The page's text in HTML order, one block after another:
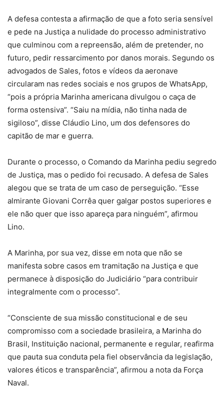
A defesa contesta a afirmação de que a foto seria sensível
e pede na Justiça a nulidade do processo administrativo
que culminou com a repreensão, além de pretender, no
futuro, pedir ressarcimento por danos morais. Segundo os
advogados de Sales, fotos e vídeos da aeronave
circularam nas redes sociais e nos grupos de WhatsApp,
“pois a própria Marinha americana divulgou o caça de
forma ostensiva”. “Saiu na mídia, não tinha nada de
sigiloso”, disse Cláudio Lino, um dos defensores do
capitão de mar e guerra.
Durante o processo, o Comando da Marinha pediu segredo
de Justiça, mas o pedido foi recusado. A defesa de Sales
alegou que se trata de um caso de perseguição. “Esse
almirante Giovani Corrêa quer galgar postos superiores e
ele não quer que isso apareça para ninguém”, afirmou
Lino.
A Marinha, por sua vez, disse em nota que não se
manifesta sobre casos em tramitação na Justiça e que
permanece à disposição do Judiciário “para contribuir
integralmente com o processo”.
“Consciente de sua missão constitucional e de seu
compromisso com a sociedade brasileira, a Marinha do
Brasil, Instituição nacional, permanente e regular, reafirma
que pauta sua conduta pela fiel observância da legislação,
valores éticos e transparência”, afirmou a nota da Força
Naval.